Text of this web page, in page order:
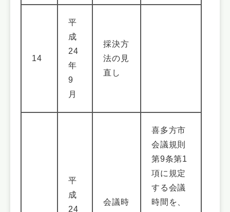
14
平
成
24
年
9
月
採決方
法の見
直し
平
成
24
会議時
喜多方市
会議規則
第9条第1
項に規定
する会議
時間を、